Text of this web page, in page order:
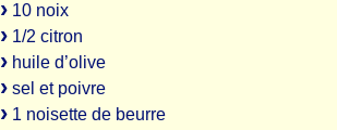
10 noix
1/2 citron
huile d’olive
sel et poivre
1 noisette de beurre